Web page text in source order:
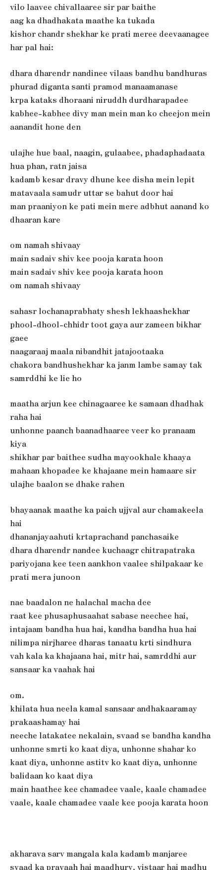
vilo laavee chivallaaree sir par baithe
aag ka dhadhakata maathe ka tukada
kishor chandr shekhar ke prati meree deevaanagee
har pal hai:
dhara dharendr nandinee vilaas bandhu bandhuras
phurad diganta santi pramod manaamanase
krpa kataks dhoraani niruddh durdharapadee
kabhee-kabhee divy man mein man ko cheejon mein
aanandit hone den
ulajhe hue baal, naagin, gulaabee, phadaphadaata
hua phan, ratn jaisa
kadamb kesar dravy dhune kee disha mein lepit
matavaala samudr uttar se bahut door hai
man praaniyon ke pati mein mere adbhut aanand ko
dhaaran kare
om namah shivaay
main sadaiv shiv kee pooja karata hoon
main sadaiv shiv kee pooja karata hoon
om namah shivaay
sahasr lochanaprabhaty shesh lekhaashekhar
phool-dhool-chhidr toot gaya aur zameen bikhar
gaee
naagaraaj maala nibandhit jatajootaaka
chakora bandhushekhar ka janm lambe samay tak
samrddhi ke lie ho
maatha arjun kee chinagaaree ke samaan dhadhak
raha hai
unhonne paanch baanadhaaree veer ko pranaam
kiya
shikhar par baithee sudha mayookhale khaaya
mahaan khopadee ke khajaane mein hamaare sir
ulajhe baalon se dhake rahen
bhayaanak maathe ka paich ujjval aur chamakeela
hai
dhananjayaahuti krtaprachand panchasaike
dhara dharendr nandee kuchaagr chitrapatraka
pariyojana kee teen aankhon vaalee shilpakaar ke
prati mera junoon
nae baadalon ne halachal macha dee
raat kee phusaphusaahat sabase neechee hai,
intajaam bandha hua hai, kandha bandha hua hai
nilimpa nirjharee dharas tanaatu krti sindhura
vah kala ka khajaana hai, mitr hai, samrddhi aur
sansaar ka vaahak hai
om.
khilata hua neela kamal sansaar andhakaaramay
prakaashamay hai
neeche latakatee nekalain, svaad se bandha kandha
unhonne smrti ko kaat diya, unhonne shahar ko
kaat diya, unhonne astitv ko kaat diya, unhonne
balidaan ko kaat diya
main haathee kee chamadee vaale, kaale chamadee
vaale, kaale chamadee vaale kee pooja karata hoon
akharava sarv mangala kala kadamb manjaree
svaad ka pravaah hai maadhury, vistaar hai madhu